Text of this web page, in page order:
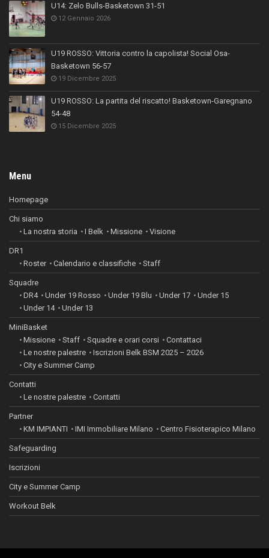
U14: Zelo Bulls-Basketown 31-51
12 Gennaio 2026
U19 ROSSO: Vittoria contro la capolista! Social Osa-
Basketown 56-57
19 Dicembre 2025
U19 ROSSO: La partita del riscatto! Basketown-Garegnano
54-48
15 Dicembre 2025
Menu
Homepage
Chi siamo
La nostra storia
I Belk Missione Visione
DR1
Roster
Calendario e classifiche Staff
Squadre
DR4
Under 19 Rosso Under 19 Blu Under 17
Under 15
Under 14
Under 13
MiniBasket
Missione
Staff Squadre e orari corsi
Contattaci
Le nostre palestre
Iscrizioni Belk BSM 2025 – 2026
City e Summer Camp
Contatti
Le nostre palestre
Contatti
Partner
KM IMPIANTI
IMI Immobiliare Milano Centro Fisioterapico Milano
Safeguarding
Iscrizioni
City e Summer Camp
Workout Belk